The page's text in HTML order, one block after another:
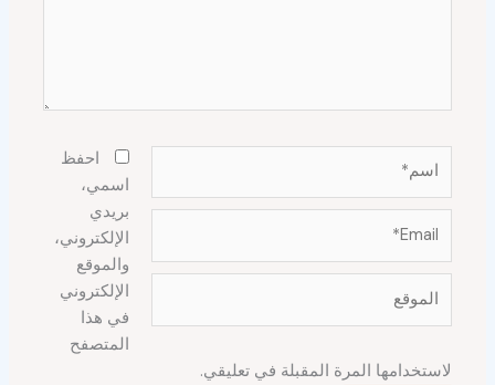
احفظ
اسمي،
بريدي
الإلكتروني،
والموقع
الإلكتروني
في هذا
المتصفح
لاستخدامها المرة المقبلة في تعليقي.